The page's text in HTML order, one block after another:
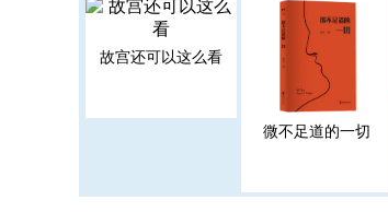
故宫还可以这么看
微不足道的一切